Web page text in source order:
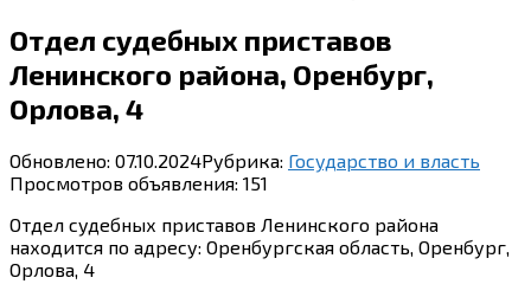
Отдел судебных приставов
Ленинского района, Оренбург,
Орлова, 4
Обновлено: 07.10.2024Рубрика: Государство и власть
Просмотров объявления: 151
Отдел судебных приставов Ленинского района
находится по адресу: Оренбургская область, Оренбург,
Орлова, 4